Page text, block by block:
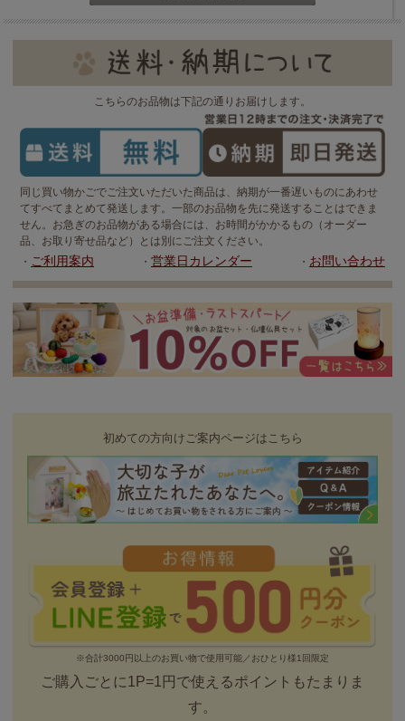
こちらのお品物は下記の通りお届けします。
同じ買い物かごでご注文いただいた商品は、納期が一番遅いものにあわせ
てすべてまとめて発送します。一部のお品物を先に発送することはできま
せん。お急ぎのお品物がある場合には、お時間がかかるもの（オーダー
品、お取り寄せ品など）とは別にご注文ください。
・ ご利用案内 ・ 営業日カレンダー ・ お問い合わせ
初めての方向けご案内ページはこちら
※合計3000円以上のお買い物で使用可能／おひとり様1回限定
ご購入ごとに1P=1円で使えるポイントもたまりま
す。